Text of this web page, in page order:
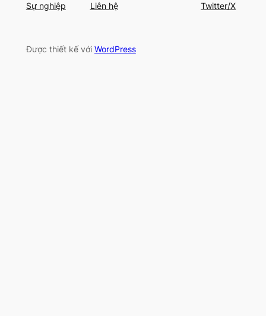
Sự nghiệp
Liên hệ
Twitter/X
Được thiết kế với WordPress